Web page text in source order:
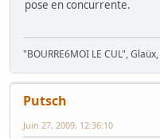
pose en concurrente.
"BOURRE6MOI LE CUL",
Putsch
Juin 27, 2009, 12:36:10